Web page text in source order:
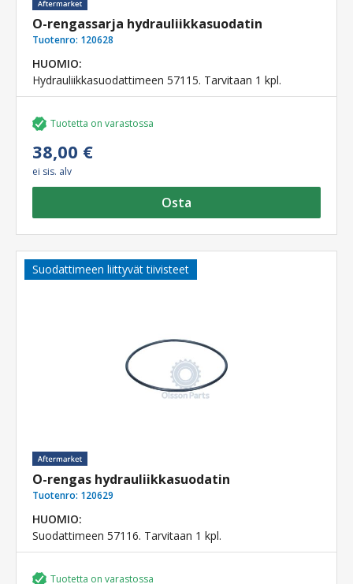
O-rengassarja hydrauliikkasuodatin
Tuotenro: 120628
HUOMIO:
Hydrauliikkasuodattimeen 57115. Tarvitaan 1 kpl.
Tuotetta on varastossa
38,00 €
ei sis. alv
Osta
Suodattimeen liittyvät tiivisteet
O-rengas hydrauliikkasuodatin
Tuotenro: 120629
HUOMIO:
Suodattimeen 57116. Tarvitaan 1 kpl.
Tuotetta on varastossa